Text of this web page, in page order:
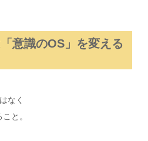
意識のOS」を変える
なく
と。